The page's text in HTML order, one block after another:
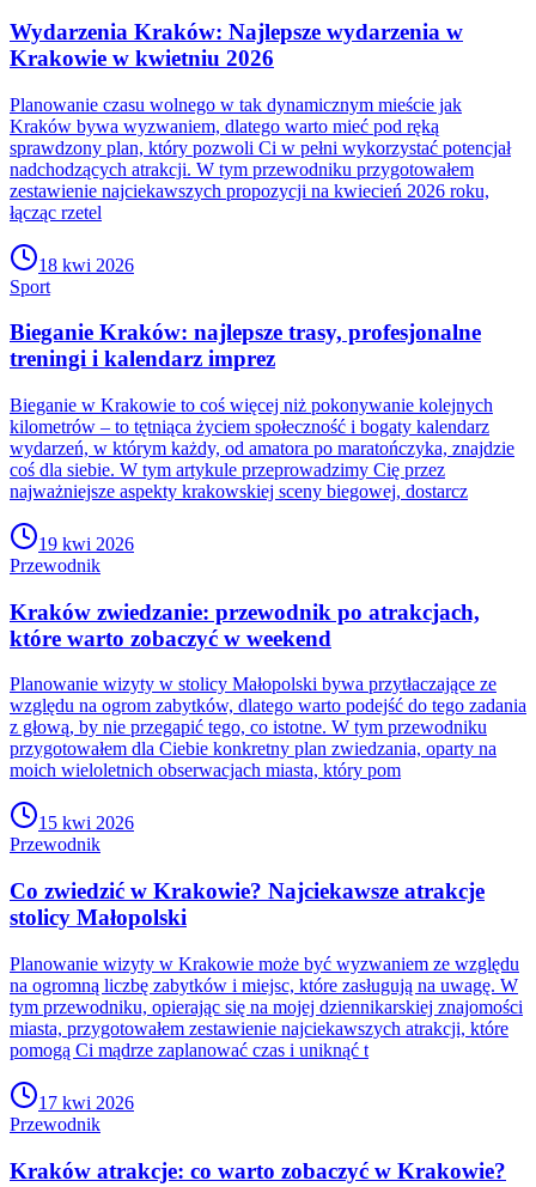
Wydarzenia Kraków: Najlepsze wydarzenia w
Krakowie w kwietniu 2026
Planowanie czasu wolnego w tak dynamicznym mieście jak
Kraków bywa wyzwaniem, dlatego warto mieć pod ręką
sprawdzony plan, który pozwoli Ci w pełni wykorzystać potencjał
nadchodzących atrakcji. W tym przewodniku przygotowałem
zestawienie najciekawszych propozycji na kwiecień 2026 roku,
łącząc rzetel
18 kwi 2026
Sport
Bieganie Kraków: najlepsze trasy, profesjonalne
treningi i kalendarz imprez
Bieganie w Krakowie to coś więcej niż pokonywanie kolejnych
kilometrów – to tętniąca życiem społeczność i bogaty kalendarz
wydarzeń, w którym każdy, od amatora po maratończyka, znajdzie
coś dla siebie. W tym artykule przeprowadzimy Cię przez
najważniejsze aspekty krakowskiej sceny biegowej, dostarcz
19 kwi 2026
Przewodnik
Kraków zwiedzanie: przewodnik po atrakcjach,
które warto zobaczyć w weekend
Planowanie wizyty w stolicy Małopolski bywa przytłaczające ze
względu na ogrom zabytków, dlatego warto podejść do tego zadania
z głową, by nie przegapić tego, co istotne. W tym przewodniku
przygotowałem dla Ciebie konkretny plan zwiedzania, oparty na
moich wieloletnich obserwacjach miasta, który pom
15 kwi 2026
Przewodnik
Co zwiedzić w Krakowie? Najciekawsze atrakcje
stolicy Małopolski
Planowanie wizyty w Krakowie może być wyzwaniem ze względu
na ogromną liczbę zabytków i miejsc, które zasługują na uwagę. W
tym przewodniku, opierając się na mojej dziennikarskiej znajomości
miasta, przygotowałem zestawienie najciekawszych atrakcji, które
pomogą Ci mądrze zaplanować czas i uniknąć t
17 kwi 2026
Przewodnik
Kraków atrakcje: co warto zobaczyć w Krakowie?